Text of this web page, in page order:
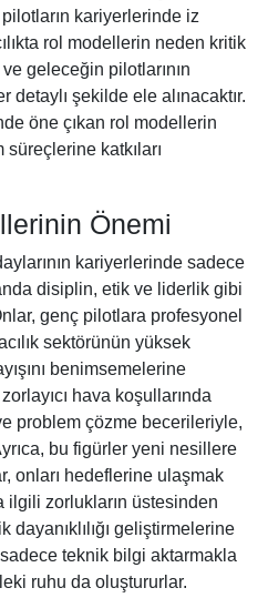
kariyerlerinde iz
rol modellerin neden kritik
geleceğin pilotlarının
detaylı şekilde ele alınacaktır.
öne çıkan rol modellerin
katkıları
Önemi
kariyerlerinde sadece
disiplin, etik ve liderlik gibi
genç pilotlara profesyonel
sektörünün yüksek
benimsemelerine
hava koşullarında
problem çözme becerileriyle,
bu figürler yeni nesillere
onları hedeflerine ulaşmak
ilgili zorlukların üstesinden
geliştirmelerine
teknik bilgi aktarmakla
ruhu da oluştururlar.